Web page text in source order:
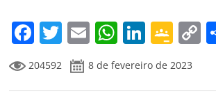
F
a
c
T
w
itt
E
m
ai
W
at
Li
k
G
o
o
C
204592 8 de fevereiro de 2023